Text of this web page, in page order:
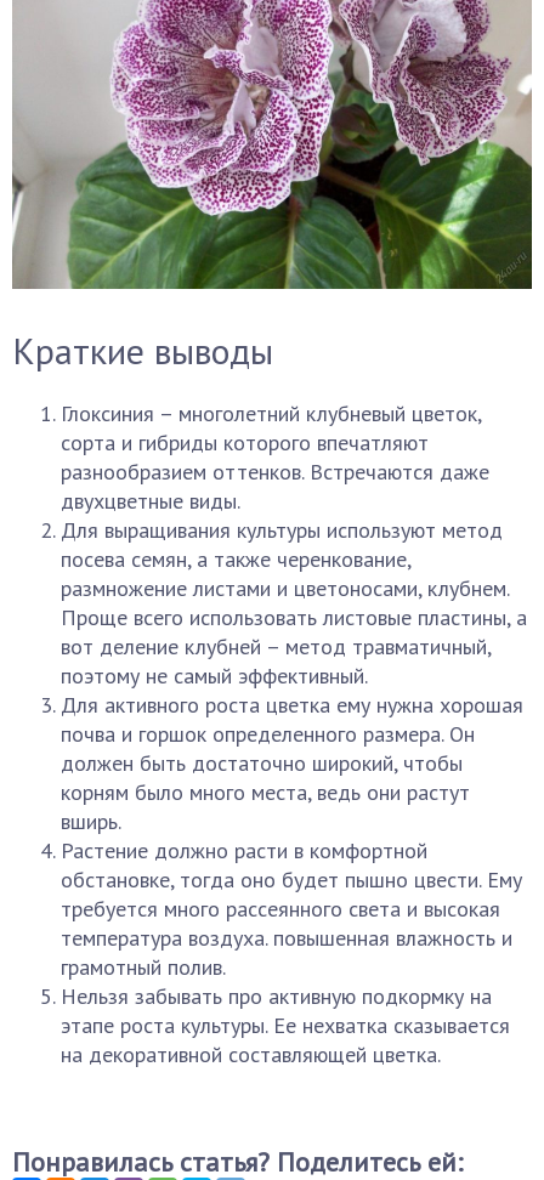
Краткие выводы
Глоксиния – многолетний клубневый цветок,
сорта и гибриды которого впечатляют
разнообразием оттенков. Встречаются даже
двухцветные виды.
Для выращивания культуры используют метод
посева семян, а также черенкование,
размножение листами и цветоносами, клубнем.
Проще всего использовать листовые пластины, а
вот деление клубней – метод травматичный,
поэтому не самый эффективный.
Для активного роста цветка ему нужна хорошая
почва и горшок определенного размера. Он
должен быть достаточно широкий, чтобы
корням было много места, ведь они растут
вширь.
Растение должно расти в комфортной
обстановке, тогда оно будет пышно цвести. Ему
требуется много рассеянного света и высокая
температура воздуха. повышенная влажность и
грамотный полив.
Нельзя забывать про активную подкормку на
этапе роста культуры. Ее нехватка сказывается
на декоративной составляющей цветка.
Понравилась статья? Поделитесь ей: